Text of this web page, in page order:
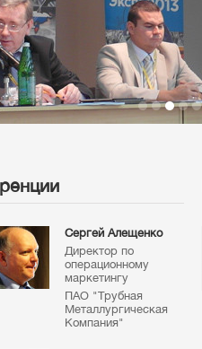
Сергей Алещенко
Директор по
операционному
маркетингу
ПАО "Трубная
Металлургическая
Компания"